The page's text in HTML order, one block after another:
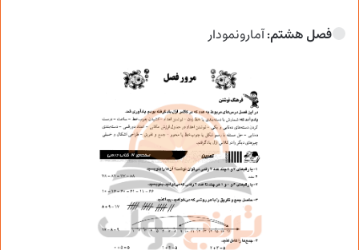
فصل هشتم:آمارونمودار